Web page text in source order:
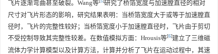
飞片逐渐弯曲甚至破裂。Wang等
研究了桥箔宽度与加速膛直径的相对
尺寸对飞片形态的影响，研究结果表明：当桥箔宽度大于或等于加速膛直
径时，飞片的完整性较好；当桥箔宽度小于加速膛直径时，飞片由于剪切
不受控制导致其完整性较差。在数值模拟方面：Hrousis等[6]建立了三维磁
流体力学计算模型以及计算方法，计算并分析了飞片在运动过程中，其速